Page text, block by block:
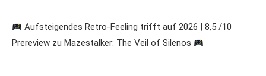
Aufsteigendes Retro-Feeling trifft auf 2026 | 8,5 /10
Prereview zu Mazestalker: The Veil of Silenos